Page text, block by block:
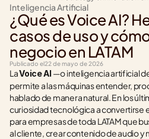
Inteligencia Artificial
¿Qué es Voice AI?
casos de uso y
negocio en LATAM
Publicado el22 de mayo de 2026
La Voice AI —o inteligencia artificial
permite a las máquinas entender,
hablado de manera natural. En los
curiosidad tecnológica a convertirse
para empresas de toda LATAM que
al cliente, crear contenido de audio y